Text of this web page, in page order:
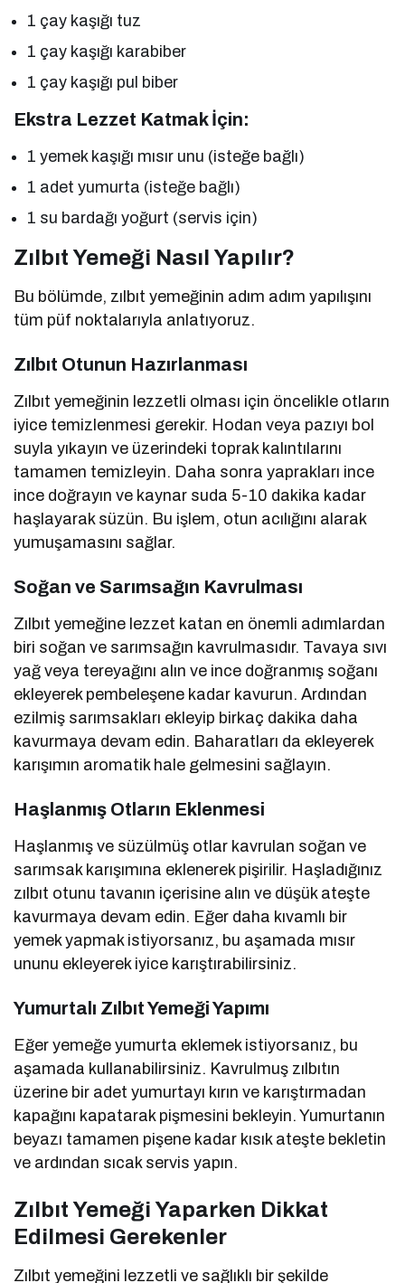
1 çay kaşığı tuz
1 çay kaşığı karabiber
1 çay kaşığı pul biber
Ekstra Lezzet Katmak İçin:
1 yemek kaşığı mısır unu (isteğe bağlı)
1 adet yumurta (isteğe bağlı)
1 su bardağı yoğurt (servis için)
Zılbıt Yemeği Nasıl Yapılır?
Bu bölümde, zılbıt yemeğinin adım adım yapılışını
tüm püf noktalarıyla anlatıyoruz.
Zılbıt Otunun Hazırlanması
Zılbıt yemeğinin lezzetli olması için öncelikle otların
iyice temizlenmesi gerekir. Hodan veya pazıyı bol
suyla yıkayın ve üzerindeki toprak kalıntılarını
tamamen temizleyin. Daha sonra yaprakları ince
ince doğrayın ve kaynar suda 5-10 dakika kadar
haşlayarak süzün. Bu işlem, otun acılığını alarak
yumuşamasını sağlar.
Soğan ve Sarımsağın Kavrulması
Zılbıt yemeğine lezzet katan en önemli adımlardan
biri soğan ve sarımsağın kavrulmasıdır. Tavaya sıvı
yağ veya tereyağını alın ve ince doğranmış soğanı
ekleyerek pembeleşene kadar kavurun. Ardından
ezilmiş sarımsakları ekleyip birkaç dakika daha
kavurmaya devam edin. Baharatları da ekleyerek
karışımın aromatik hale gelmesini sağlayın.
Haşlanmış Otların Eklenmesi
Haşlanmış ve süzülmüş otlar kavrulan soğan ve
sarımsak karışımına eklenerek pişirilir. Haşladığınız
zılbıt otunu tavanın içerisine alın ve düşük ateşte
kavurmaya devam edin. Eğer daha kıvamlı bir
yemek yapmak istiyorsanız, bu aşamada mısır
ununu ekleyerek iyice karıştırabilirsiniz.
Yumurtalı Zılbıt Yemeği Yapımı
Eğer yemeğe yumurta eklemek istiyorsanız, bu
aşamada kullanabilirsiniz. Kavrulmuş zılbıtın
üzerine bir adet yumurtayı kırın ve karıştırmadan
kapağını kapatarak pişmesini bekleyin. Yumurtanın
beyazı tamamen pişene kadar kısık ateşte bekletin
ve ardından sıcak servis yapın.
Zılbıt Yemeği Yaparken Dikkat
Edilmesi Gerekenler
Zılbıt yemeğini lezzetli ve sağlıklı bir şekilde